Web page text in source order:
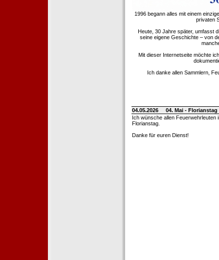
1996 begann alles mit einem
privaten
Heute, 30 Jahre später, umfasst
seine eigene Geschichte – von
Mit dieser Internetseite möchte
Ich danke allen Sammlern,
04.05.2026
04. Mai -
Ich wünsche allen Feuerwehrleuten
Florianstag.
Danke für euren Dienst!